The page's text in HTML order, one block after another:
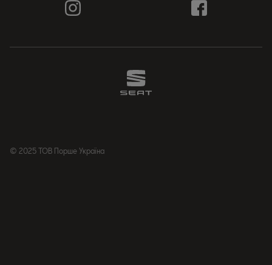
© 2025 ТОВ Порше Україна